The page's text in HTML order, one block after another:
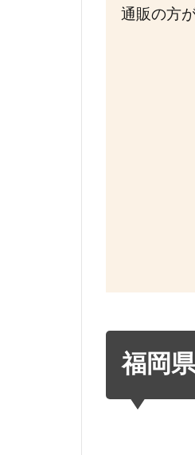
通販の方
福岡